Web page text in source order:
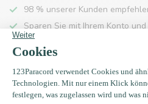
98 % unserer Kunden
Sparen Sie mit Ihrem Konto
Kostenlose Lieferung nach
Produktbeschreibung